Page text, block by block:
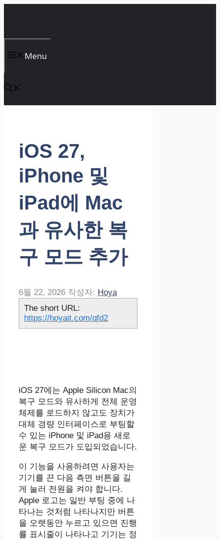
건
기
Menu
iOS 27,
iPhone 및
iPad에 Mac
과 유사한 복
구 모드 추가
6월 22, 2026 작성자: Hoya
The short URL:
https://hoyait.com/qfd2
iOS 27에는 Apple Silicon Mac의
복구 모드와 유사하게 전체 운영
체제를 로드하지 않고도 장치가
대체 경량 인터페이스로 부팅할
수 있는 iPhone 및 iPad용 새로
운 복구 모드가 도입되었습니다.
이 기능을 사용하려면 사용자는
기기를 끈 다음 측면 버튼을 길
게 눌러 전원을 켜야 합니다.
Apple 로고는 일반 부팅 중에 나
타나는 것처럼 나타나지만 버튼
을 오랫동안 누르고 있으면 진행
률 표시줄이 나타나고 기기는 정